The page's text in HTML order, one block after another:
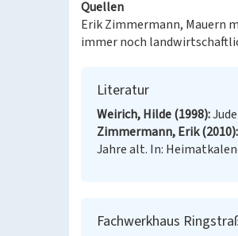
Quellen
Erik Zimmermann, Mauern
immer noch
Literatur
Weirich, Hilde (1998)
Zimmermann, Erik (2010)
Jahre alt. In:
Fachwerkhaus